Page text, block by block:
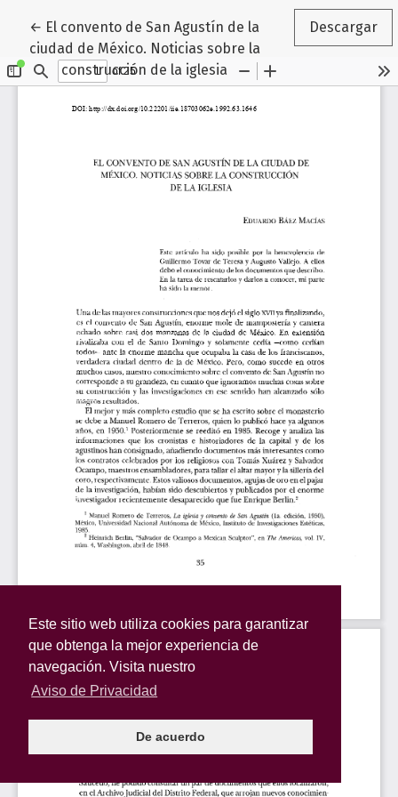
Este sitio web utiliza cookies para garantizar
que obtenga la mejor experiencia de
navegación. Visita nuestro
Aviso de Privacidad
De acuerdo
← Volver a los detalles del artículo
El convento de San Agustín de la
ciudad de México. Noticias sobre la
construcción de la iglesia
Descargar